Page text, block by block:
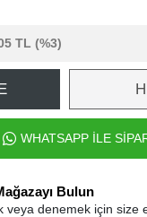
TL (%3)
WHATSAPP İLE
Bulun
veya denemek için size